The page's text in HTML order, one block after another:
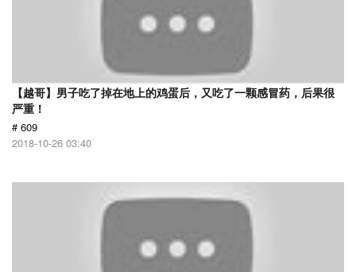
【越哥】男子吃了掉在地上的鸡蛋后，又吃了一颗感冒药，后果很
严重！
# 609
2018-10-26 03:40